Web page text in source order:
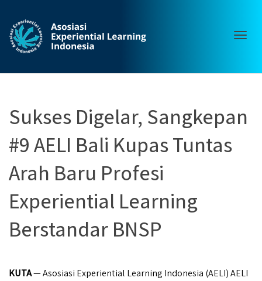
Sukses Digelar, Sangkepan
#9 AELI Bali Kupas Tuntas
Arah Baru Profesi
Experiential Learning
Berstandar BNSP
KUTA— Asosiasi Experiential Learning Indonesia (AELI) AELI